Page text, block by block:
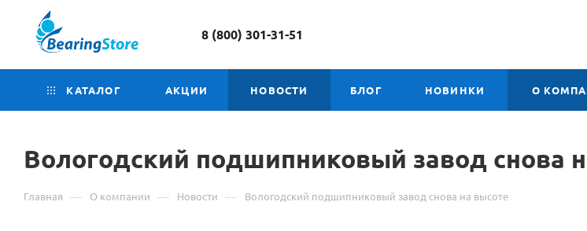
8 (800) 301-31-51
КАТАЛОГ АКЦИИ НОВОСТИ БЛОГ НОВИНКИ О
Вологодский подшипниковый завод снова
Главная — О компании — Новости — Вологодский подшипниковый завод снова на высоте